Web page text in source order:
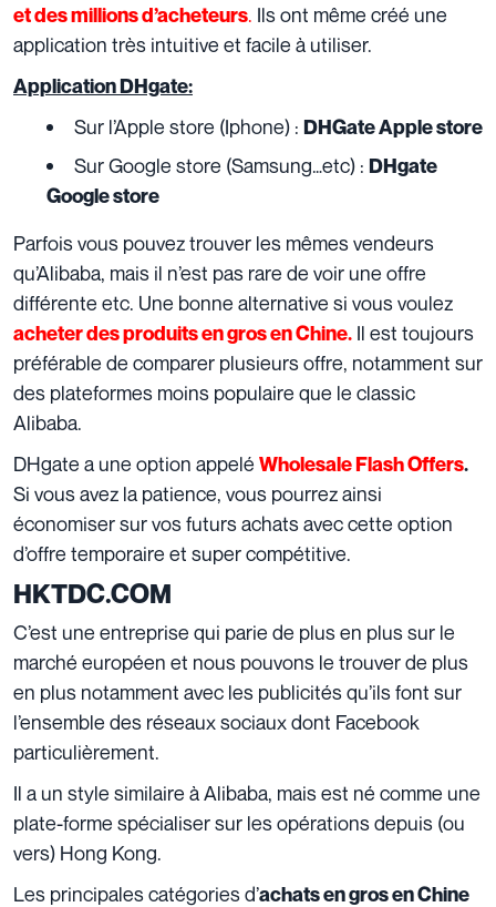
et des millions d’acheteurs. Ils ont même créé une
application très intuitive et facile à utiliser.
Application DHgate:
Sur l’Apple store (Iphone) : DHGate Apple store
Sur Google store (Samsung…etc) : DHgate
Google store
Parfois vous pouvez trouver les mêmes vendeurs
qu’Alibaba, mais il n’est pas rare de voir une offre
différente etc. Une bonne alternative si vous voulez
acheter des produits en gros en Chine. Il est toujours
préférable de comparer plusieurs offre, notamment sur
des plateformes moins populaire que le classic
Alibaba.
DHgate a une option appelé Wholesale Flash Offers.
Si vous avez la patience, vous pourrez ainsi
économiser sur vos futurs achats avec cette option
d’offre temporaire et super compétitive.
HKTDC.COM
C’est une entreprise qui parie de plus en plus sur le
marché européen et nous pouvons le trouver de plus
en plus notamment avec les publicités qu’ils font sur
l’ensemble des réseaux sociaux dont Facebook
particulièrement.
Il a un style similaire à Alibaba, mais est né comme une
plate-forme spécialiser sur les opérations depuis (ou
vers) Hong Kong.
Les principales catégories d’achats en gros en Chine